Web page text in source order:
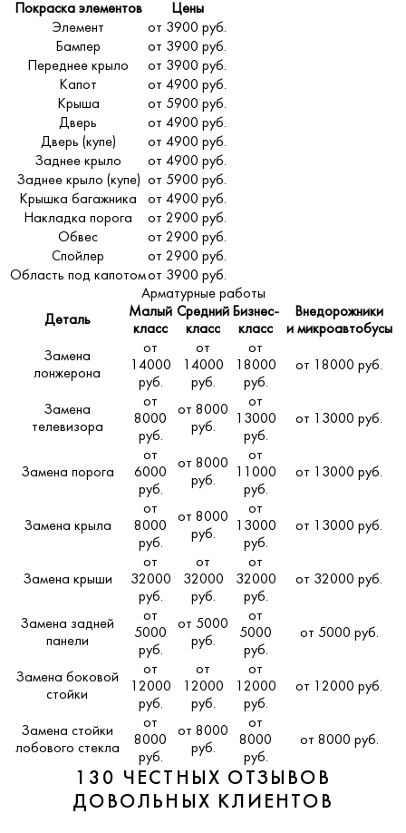
Покраска элементов
Цены
Элемент
от 3900 руб.
Бампер
от 3900 руб.
Переднее крыло
от 3900 руб.
Капот
от 4900 руб.
Крыша
от 5900 руб.
Дверь
от 4900 руб.
Дверь (купе)
от 4900 руб.
Заднее крыло
от 4900 руб.
Заднее крыло (купе) от 5900 руб.
Крышка багажника
от 4900 руб.
Накладка порога
от 2900 руб.
Обвес
от 2900 руб.
Спойлер
от 2900 руб.
Область под капотомот 3900 руб.
Арматурные работы
Деталь
Малый
класс
Средний
класс
Бизнес-
класс
Внедорожники
и микроавтобусы
Замена
лонжерона
от
14000
руб.
от
14000
руб.
от
18000
руб.
от 18000 руб.
Замена
телевизора
от
8000
руб.
от 8000
руб.
от
13000
руб.
от 13000 руб.
Замена порога
от
6000
руб.
от 8000
руб.
от
11000
руб.
от 13000 руб.
Замена крыла
от
8000
руб.
от 8000
руб.
от
13000
руб.
от 13000 руб.
Замена крыши
от
32000
руб.
от
32000
руб.
от
32000
руб.
от 32000 руб.
Замена задней
панели
от
5000
руб.
от 5000
руб.
от
5000
руб.
от 5000 руб.
Замена боковой
стойки
от
12000
руб.
от
12000
руб.
от
12000
руб.
от 12000 руб.
Замена стойки
лобового стекла
от
8000
руб.
от 8000
руб.
от
8000
руб.
от 8000 руб.
130 ЧЕСТНЫХ ОТЗЫВОВ
ДОВОЛЬНЫХ КЛИЕНТОВ